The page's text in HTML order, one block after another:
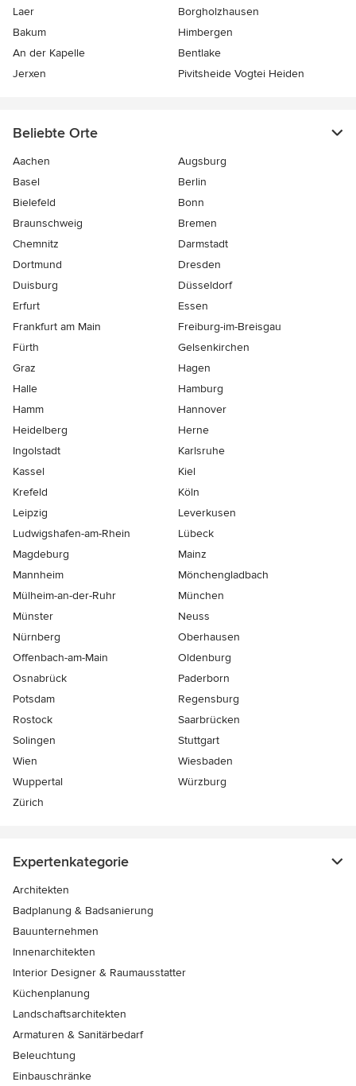
Laer
Borgholzhausen
Bakum
Himbergen
An der Kapelle
Bentlake
Jerxen
Pivitsheide Vogtei Heiden
Beliebte Orte
Aachen
Augsburg
Basel
Berlin
Bielefeld
Bonn
Braunschweig
Bremen
Chemnitz
Darmstadt
Dortmund
Dresden
Duisburg
Düsseldorf
Erfurt
Essen
Frankfurt am Main
Freiburg-im-Breisgau
Fürth
Gelsenkirchen
Graz
Hagen
Halle
Hamburg
Hamm
Hannover
Heidelberg
Herne
Ingolstadt
Karlsruhe
Kassel
Kiel
Krefeld
Köln
Leipzig
Leverkusen
Ludwigshafen-am-Rhein
Lübeck
Magdeburg
Mainz
Mannheim
Mönchen­gladbach
Mülheim-an-der-Ruhr
München
Münster
Neuss
Nürnberg
Oberhausen
Offenbach-am-Main
Oldenburg
Osnabrück
Paderborn
Potsdam
Regensburg
Rostock
Saarbrücken
Solingen
Stuttgart
Wien
Wiesbaden
Wuppertal
Würzburg
Zürich
Expertenkategorie
Architekten
Badplanung & Badsanierung
Bauunternehmen
Innenarchitekten
Interior Designer & Raumausstatter
Küchenplanung
Landschaftsarchitekten
Armaturen & Sanitärbedarf
Beleuchtung
Einbauschränke